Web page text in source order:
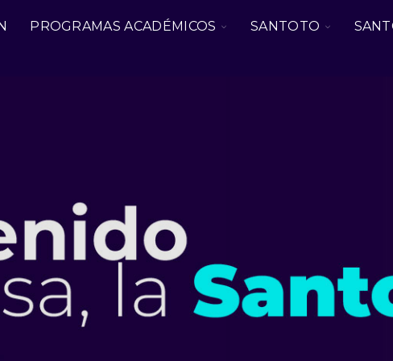
PROGRAMAS ACADÉMICOS TOGGLESANTOTO TOGGLE
colectivos Septiembre 2026